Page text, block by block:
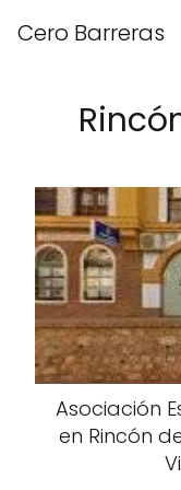
Cero Barreras
Asociación
en Rincón